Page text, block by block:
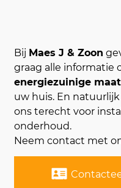
Bij Maes J & Zoon
graag alle informatie
energiezuinige
uw huis. En
ons terecht voor
onderhoud.
Neem contact met